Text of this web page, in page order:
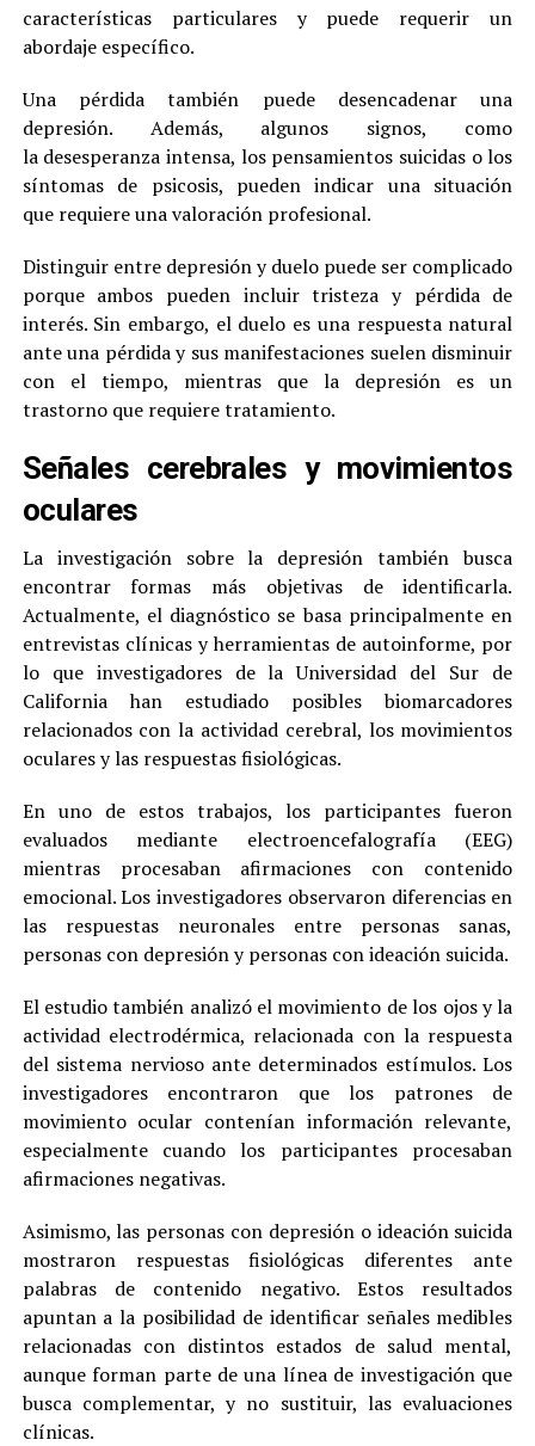
características particulares y puede requerir un
abordaje específico.
Una pérdida también puede desencadenar una
depresión. Además, algunos signos, como
la desesperanza intensa, los pensamientos suicidas o los
síntomas de psicosis, pueden indicar una situación
que requiere una valoración profesional.
Distinguir entre depresión y duelo puede ser complicado
porque ambos pueden incluir tristeza y pérdida de
interés. Sin embargo, el duelo es una respuesta natural
ante una pérdida y sus manifestaciones suelen disminuir
con el tiempo, mientras que la depresión es un
trastorno que requiere tratamiento.
Señales cerebrales y movimientos
oculares
La investigación sobre la depresión también busca
encontrar formas más objetivas de identificarla.
Actualmente, el diagnóstico se basa principalmente en
entrevistas clínicas y herramientas de autoinforme, por
lo que investigadores de la Universidad del Sur de
California han estudiado posibles biomarcadores
relacionados con la actividad cerebral, los movimientos
oculares y las respuestas fisiológicas.
En uno de estos trabajos, los participantes fueron
evaluados mediante electroencefalografía (EEG)
mientras procesaban afirmaciones con contenido
emocional. Los investigadores observaron diferencias en
las respuestas neuronales entre personas sanas,
personas con depresión y personas con ideación suicida.
El estudio también analizó el movimiento de los ojos y la
actividad electrodérmica, relacionada con la respuesta
del sistema nervioso ante determinados estímulos. Los
investigadores encontraron que los patrones de
movimiento ocular contenían información relevante,
especialmente cuando los participantes procesaban
afirmaciones negativas.
Asimismo, las personas con depresión o ideación suicida
mostraron respuestas fisiológicas diferentes ante
palabras de contenido negativo. Estos resultados
apuntan a la posibilidad de identificar señales medibles
relacionadas con distintos estados de salud mental,
aunque forman parte de una línea de investigación que
busca complementar, y no sustituir, las evaluaciones
clínicas.